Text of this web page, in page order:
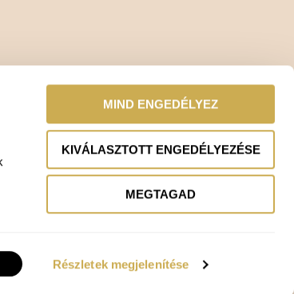
Részletek megjelenítése
MIND ENGEDÉLYEZ
KIVÁLASZTOTT ENGEDÉLYEZÉSE
MEGTAGAD